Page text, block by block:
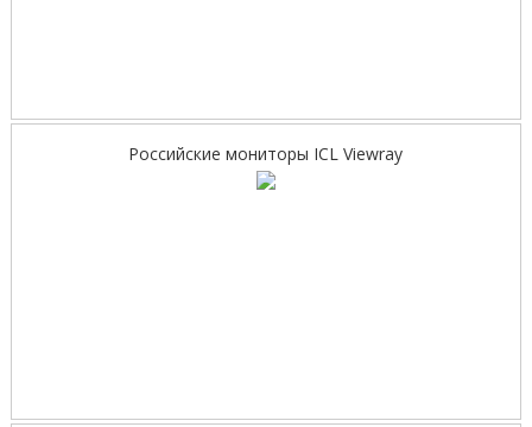
Российские мониторы ICL Viewray